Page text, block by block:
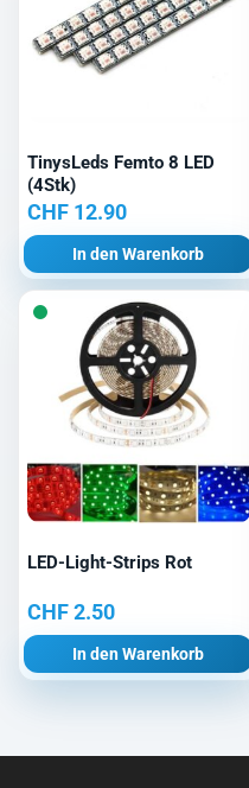
TinysLeds Femto 8 LED
(4Stk)
CHF 12.90
In den Warenkorb
LED-Light-Strips Rot
CHF2.50
In den Warenkorb